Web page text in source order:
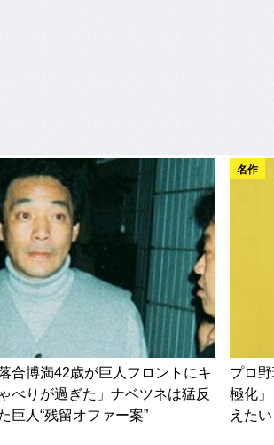
合博満42歳が巨人フロントにキ
べりが過ぎた」ナベツネは猛反
人“残留オファー案”
名作
プロ
極化
えた